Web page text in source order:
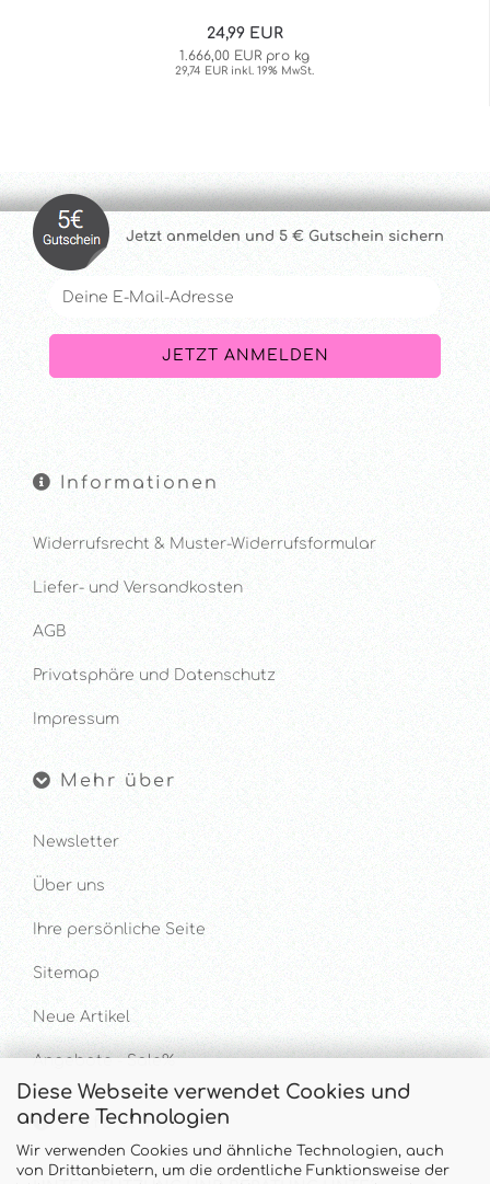
Diese Webseite verwendet Cookies und
andere Technologien
Wir verwenden Cookies und ähnliche Technologien, auch
von Drittanbietern, um die ordentliche Funktionsweise der
24,99 EUR
1.666,00 EUR pro kg
29,74 EUR inkl. 19% MwSt.
Jetzt anmelden und 5 € Gutschein sichern
Informationen
Widerrufsrecht & Muster-Widerrufsformular
Liefer- und Versandkosten
AGB
Privatsphäre und Datenschutz
Impressum
Mehr über
Newsletter
Über uns
Ihre persönliche Seite
Sitemap
Neue Artikel
Angebote - Sale%
Hilfe & Kontakt